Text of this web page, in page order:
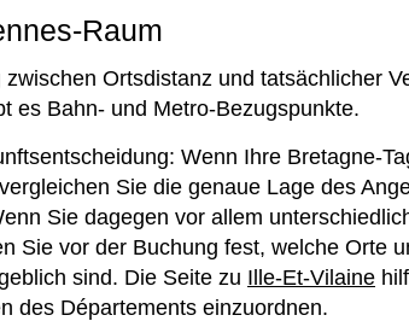
Raum
Ortsdistanz und tatsächlicher
es Bahn- und Metro-Bezugspunkte.
Wenn Ihre Bretagne-
Sie die genaue Lage des
Sie dagegen vor allem
Sie vor der Buchung fest, welche Orte
sind. Die Seite zu Ille-Et-Vilaine
des Départements einzuordnen.